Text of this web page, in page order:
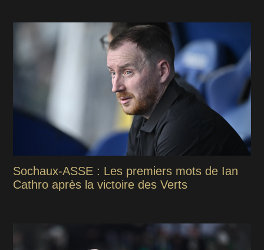
Sochaux-ASSE : Les premiers mots de Ian
Cathro après la victoire des Verts